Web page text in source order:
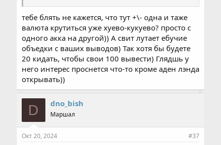
тебе блять не кажется, что тут +\- одна и таже
валюта крутиться уже хуево-кукуево? просто с
одного акка на другой)) А свит лутает ебучие
объедки с ваших выводов) Так хотя бы будете
20 кидать, чтобы свои 100 вывести) Глядшь у
него интерес проснется что-то кроме аден лэнда
открывать))
D dno_bish
Маршал
Окт 20, 2024 #37